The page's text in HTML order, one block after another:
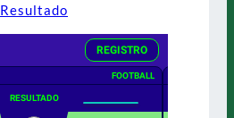
Resultado